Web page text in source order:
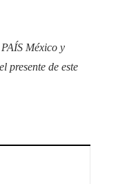
México y
presente de este